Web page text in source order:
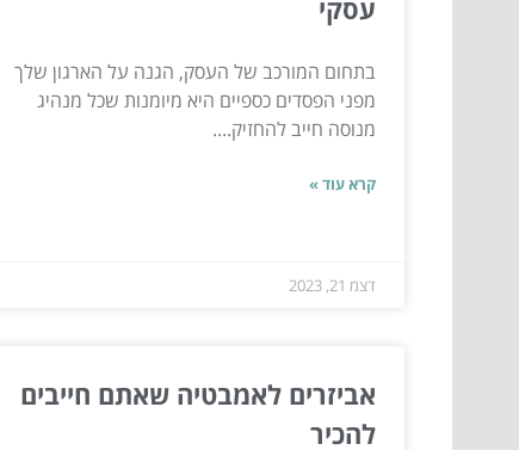
עסקי
בתחום המורכב של העסק, הגנה על הארגון שלך
מפני הפסדים כספיים היא מיומנות שכל מנהיג
מנוסה חייב להחזיק....
קרא עוד »
דצמ 21, 2023
אביזרים לאמבטיה שאתם חייבים
להכיר